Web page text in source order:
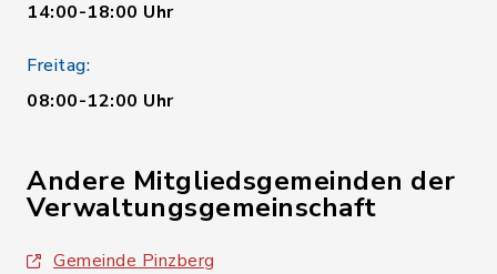
14:00-18:00 Uhr
Freitag:
08:00-12:00 Uhr
Andere Mitgliedsgemeinden der
Verwaltungsgemeinschaft
Gemeinde Pinzberg